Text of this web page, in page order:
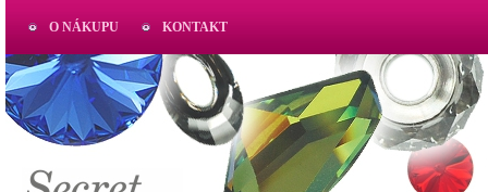
O NÁKUPU KONTAKT
AKTUAL
www.aktual-koralky.cz